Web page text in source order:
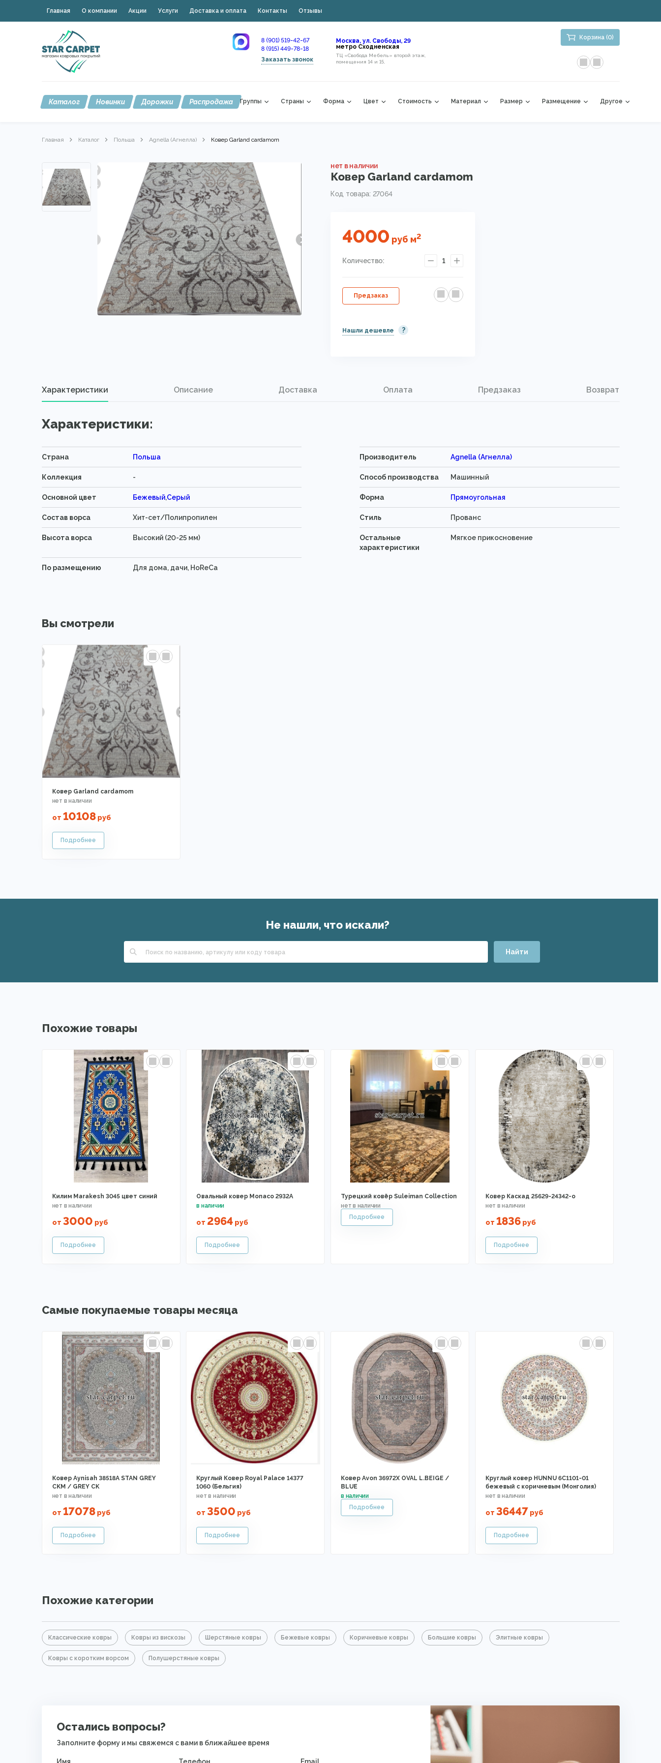
Главная О компании Акции Услуги Доставка и оплата Контакты Отзывы
8 (901) 519-42-67
8 (915) 449-78-18
Заказать звонок
Москва, ул. Свободы, 29
метро Сходненская
ТЦ «Свобода Мебель» второй этаж,
помещения 14 и 15,
Корзина (0)
Каталог Новинки Дорожки Распродажа Группы Страны Форма Цвет Стоимость Материал Размер Размещение Другое
Главная Каталог Польша Agnella (Агнелла) Ковер Garland cardamom
нет в наличии
Ковер Garland cardamom
Код товара: 27064
4000 руб м2
Количество: 1
Предзаказ
Нашли дешевле ?
Характеристики Описание Доставка Оплата Предзаказ Возврат
Характеристики:
Страна Польша Производитель Agnella (Агнелла)
Коллекция - Способ производства Машинный
Основной цвет Бежевый,Серый Форма Прямоугольная
Состав ворса Хит-сет/Полипропилен Стиль Прованс
Высота ворса Высокий (20-25 мм)
Остальные
характеристики
Мягкое прикосновение
По размещению Для дома, дачи, HoReCa
Вы смотрели
Ковер Garland cardamom
от 10108руб
Не нашли, что искали?
Найти
Похожие товары
Килим Marakesh 3045 цвет синий
от 3000 руб
Овальный ковер Monaco 2932A
от 2964 руб
Турецкий ковёр Suleiman Collection Ковер Каскад 25629-24342-o
от 1836руб
Самые покупаемые товары месяца
Ковер Aynisah 38518A STAN GREY
CKM / GREY CK
от 17078руб
Круглый Ковер Royal Palace 14377
1060 (Бельгия)
от3500 руб
Ковер Avon 36972X OVAL L.BEIGE /
BLUE
Круглый ковер HUNNU 6C1101-01
бежевый с коричневым (Монголия)
от 36447 руб
Похожие категории
Классические ковры Ковры из вискозы Шерстяные ковры Бежевые ковры Коричневые ковры Большие ковры Элитные ковры
Ковры с коротким ворсом Полушерстяные ковры
Остались вопросы?
Заполните форму и мы свяжемся с вами в ближайшее время